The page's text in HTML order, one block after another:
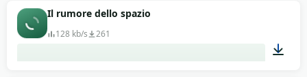
Il rumore dello spazio
128 kb/s 261